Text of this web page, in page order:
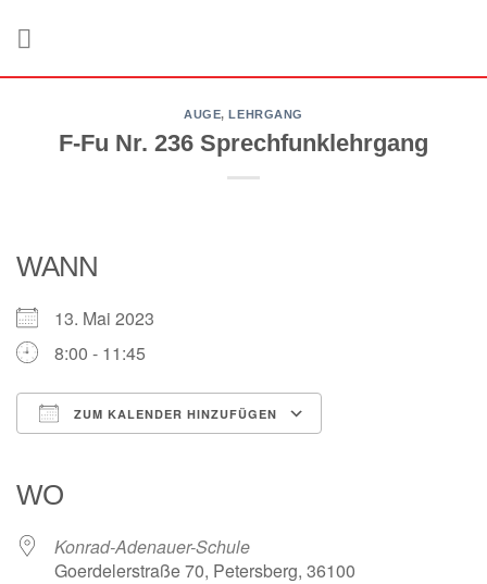
AUGE,LEHRGANG
F-Fu Nr. 236 Sprechfunklehrgang
WANN
13. Mai 2023
8:00 - 11:45
ZUM KALENDER HINZUFÜGEN
WO
Konrad-Adenauer-Schule
Goerdelerstraße 70, Petersberg, 36100